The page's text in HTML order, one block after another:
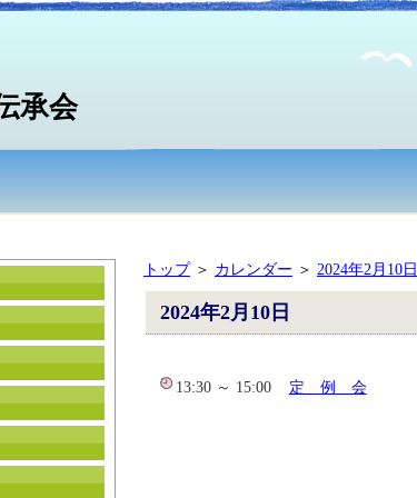
承会
トップ＞ カレンダー ＞ 2024年2月10日
2024年2月10日
13:30 ～ 15:00 定 例 会